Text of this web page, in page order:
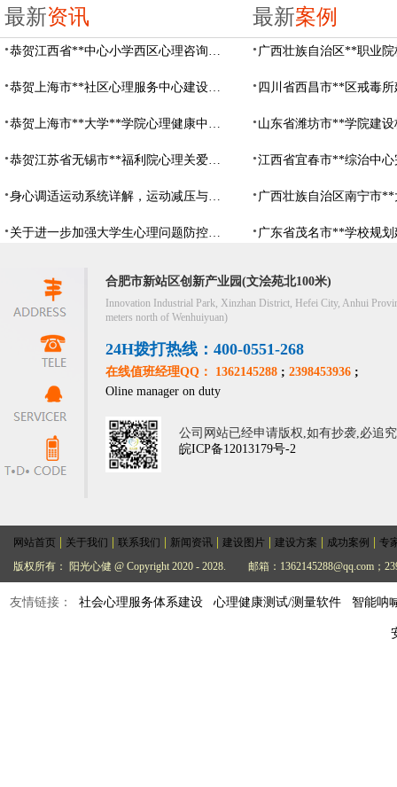
最新资讯
恭贺江西省**中心小学西区心理咨询教室设备采购项目由阳光心健代理商中标
恭贺上海市**社区心理服务中心建设项目由阳光心健代理商中标
恭贺上海市**大学**学院心理健康中心建设项目由阳光心健代理商中标
恭贺江苏省无锡市**福利院心理关爱中心建设项目由阳光心健代理商中标
身心调适运动系统详解，运动减压与心理调适全指南
关于进一步加强大学生心理问题防控，防控大学生心理危机
最新案例
合肥市新站区创新产业园(文浍苑北100米)
Innovation Industrial Park, Xinzhan District, Hefei City, Anhui
meters north of Wenhuiyuan)
24H拨打热线：400-0551-268
在线值班经理QQ： 1362145288 ; 2398453936 ;
Oline manager on duty
公司网站已经申请版权,如有抄袭,必追
皖ICP备12013179号-2
网站首页 关于我们 联系我们 新闻资讯 建设图片 建设方案 成功案例
专
版权所有： 阳光心健 @ Copyright 2020 - 2028.
邮箱：1362145288@qq.com；
友情链接： 社会心理服务体系建设 心理健康测试/测量软件 智能呐